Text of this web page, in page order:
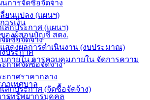
นการจัดซื้อจัดจ้าง
ลี่ยนแปลง (แผนฯ)
เลิกประกาศ (แผนฯ)
ดซื้อจัดจ้าง
งประกาศ
ะกาศจัดซื้อจัดจ้าง
ะกาศราคากลาง
เลิกประกาศ (จัดซื้อจัดจ้าง)
ารเงิน
องผู้สอบบัญชี สตง.
สดงผลการดำเนินงาน (งบประมาณ)
ภายใน การควบคุมภายใน จัดการความ
าเทศบาล
ารทรัพยากรบุคคล